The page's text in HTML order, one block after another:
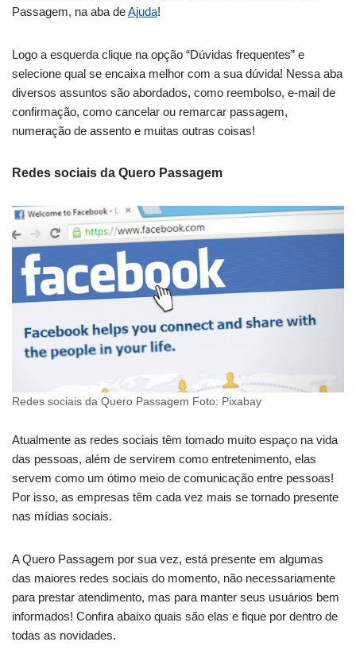
Passagem, na aba deAjuda!
Logo a esquerda clique na opção “Dúvidas frequentes” e
selecione qual se encaixa melhor com a sua dúvida! Nessa aba
diversos assuntos são abordados, como reembolso, e-mail de
confirmação, como cancelar ou remarcar passagem,
numeração de assento e muitas outras coisas!
Redes sociais da Quero Passagem
Redes sociais da Quero Passagem Foto: Pixabay
Atualmente as redes sociais têm tomado muito espaço na vida
das pessoas, além de servirem como entretenimento, elas
servem como um ótimo meio de comunicação entre pessoas!
Por isso, as empresas têm cada vez mais se tornado presente
nas mídias sociais.
A Quero Passagem por sua vez, está presente em algumas
das maiores redes sociais do momento, não necessariamente
para prestar atendimento, mas para manter seus usuários bem
informados! Confira abaixo quais são elas e fique por dentro de
todas as novidades.